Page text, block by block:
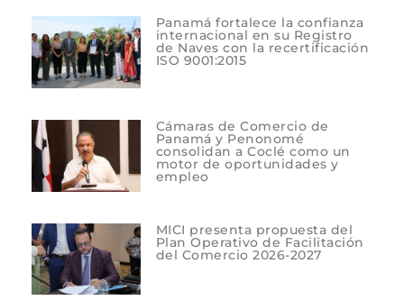
Panamá fortalece la confianza
internacional en su Registro
de Naves con la recertificación
ISO 9001:2015
Cámaras de Comercio de
Panamá y Penonomé
consolidan a Coclé como un
motor de oportunidades y
empleo
MICI presenta propuesta del
Plan Operativo de Facilitación
del Comercio 2026-2027